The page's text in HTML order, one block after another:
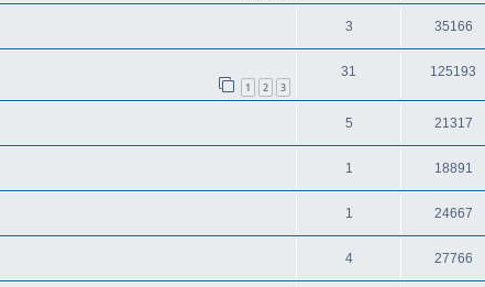
3 35166
1 2 3
31 125193
5 21317
1 18891
1 24667
4 27766